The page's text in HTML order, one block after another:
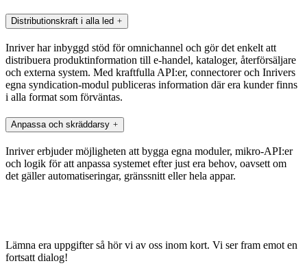
Distributionskraft i alla led
Inriver har inbyggd stöd för omnichannel och gör det enkelt att
distribuera produktinformation till e-handel, kataloger, återförsäljare
och externa system. Med kraftfulla API:er, connectorer och Inrivers
egna syndication-modul publiceras information där era kunder finns
i alla format som förväntas.
Anpassa och skräddarsy
Inriver erbjuder möjligheten att bygga egna moduler, mikro-API:er
och logik för att anpassa systemet efter just era behov, oavsett om
det gäller automatiseringar, gränssnitt eller hela appar.
Lämna era uppgifter så hör vi av oss inom kort. Vi ser fram emot en
fortsatt dialog!